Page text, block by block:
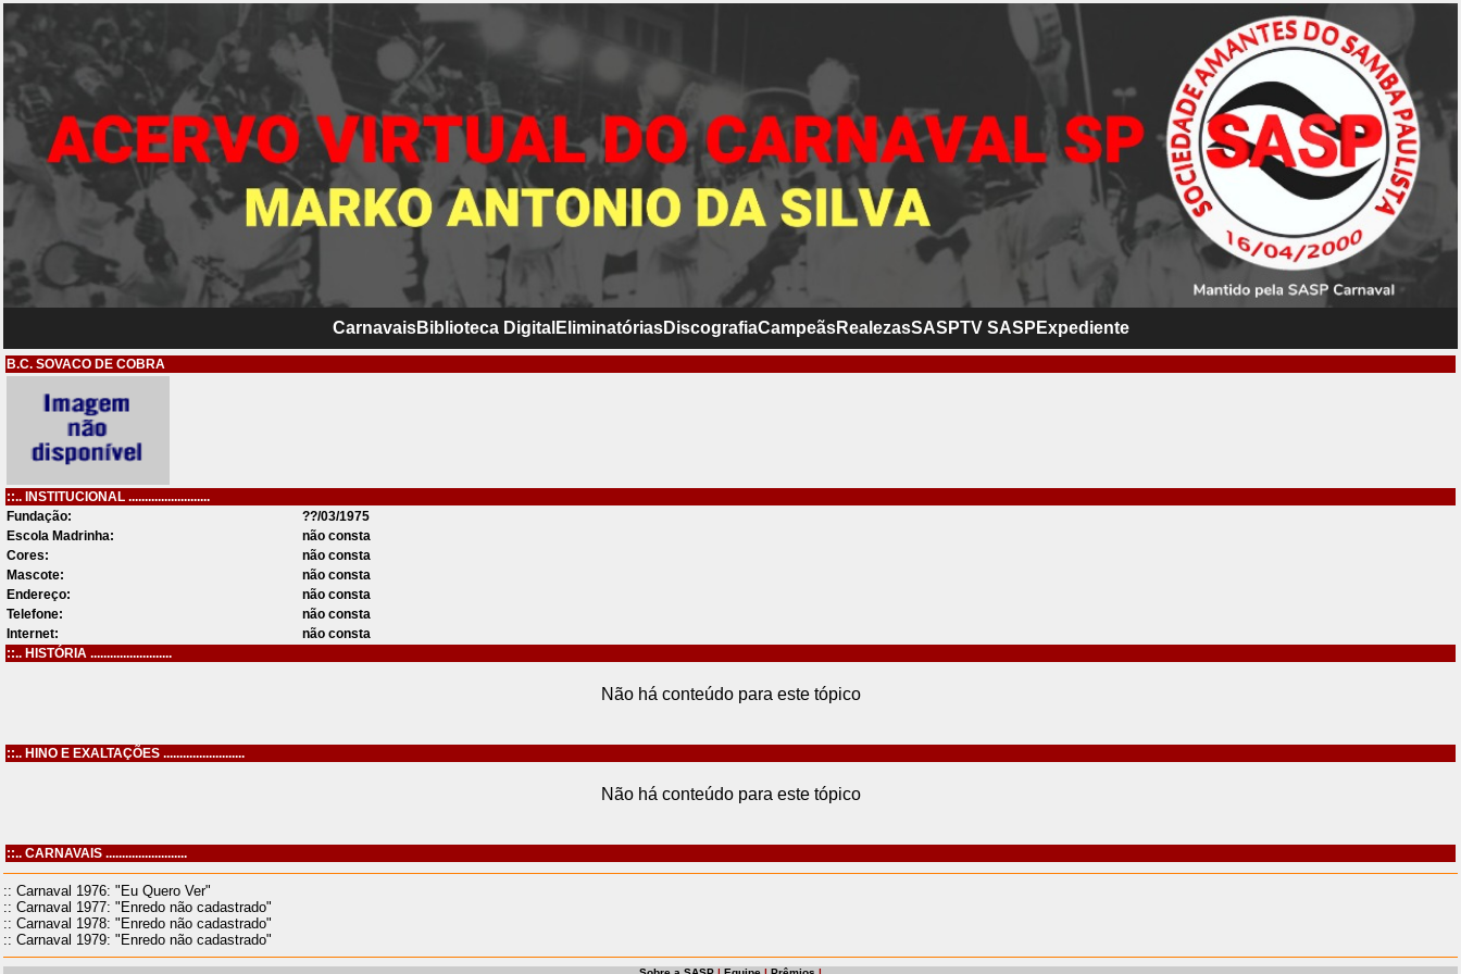
CarnavaisBiblioteca Digital EliminatóriasDiscografiaCampeãsRealezasSASPTV SASP Expediente
B.C. SOVACO DE COBRA
::.. INSTITUCIONAL .........................
Fundação:
??/03/1975
Escola Madrinha:
não consta
Cores:
não consta
Mascote:
não consta
Endereço:
não consta
Telefone:
não consta
Internet:
não consta
::.. HISTÓRIA .........................
Não há conteúdo para este tópico
::.. HINO E EXALTAÇÕES .........................
Não há conteúdo para este tópico
::.. CARNAVAIS .........................
:: Carnaval 1976: "Eu Quero Ver"
:: Carnaval 1977: "Enredo não cadastrado"
:: Carnaval 1978: "Enredo não cadastrado"
:: Carnaval 1979: "Enredo não cadastrado"